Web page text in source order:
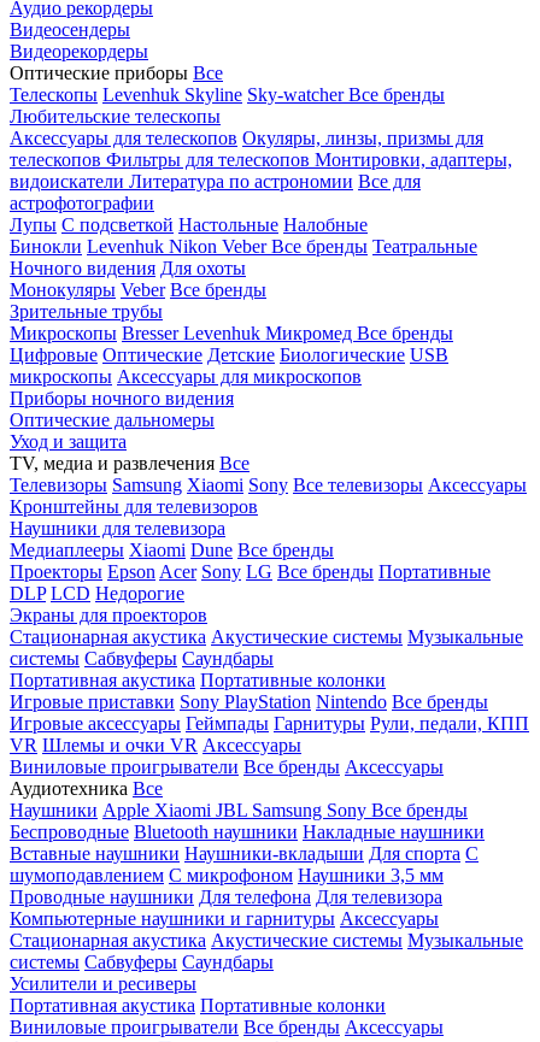
Аудио рекордеры
Видеосендеры
Видеорекордеры
Оптические приборы Все
Телескопы Levenhuk Skyline Sky-watcherВсе бренды
Любительские телескопы
Аксессуары для телескопов Окуляры, линзы, призмы для
телескопов Фильтры для телескопов Монтировки, адаптеры,
видоискатели Литература по астрономии Все для
астрофотографии
Лупы С подсветкой Настольные Налобные
Бинокли Levenhuk Nikon VeberВсе бренды Театральные
Ночного видения Для охоты
Монокуляры Veber Все бренды
Зрительные трубы
Микроскопы BresserLevenhuk Микромед Все бренды
Цифровые Оптические Детские Биологические USB
микроскопы Аксессуары для микроскопов
Приборы ночного видения
Оптические дальномеры
Уход и защита
TV, медиа и развлечения Все
Телевизоры Samsung Xiaomi Sony Все телевизоры Аксессуары
Кронштейны для телевизоров
Наушники для телевизора
Медиаплееры Xiaomi Dune Все бренды
Проекторы Epson Acer Sony LG Все бренды Портативные
DLP LCD Недорогие
Экраны для проекторов
Стационарная акустика Акустические системы Музыкальные
системы Сабвуферы Саундбары
Портативная акустика Портативные колонки
Игровые приставки Sony PlayStation Nintendo Все бренды
Игровые аксессуары Геймпады Гарнитуры Рули, педали, КПП
VR Шлемы и очки VR Аксессуары
Виниловые проигрыватели Все бренды Аксессуары
Аудиотехника Все
Наушники Apple Xiaomi JBL Samsung Sony Все бренды
Беспроводные Bluetooth наушники Накладные наушники
Вставные наушники Наушники-вкладыши Для спорта С
шумоподавлением С микрофоном Наушники 3,5 мм
Проводные наушники Для телефона Для телевизора
Компьютерные наушники и гарнитуры Аксессуары
Стационарная акустика Акустические системы Музыкальные
системы Сабвуферы Саундбары
Усилители и ресиверы
Портативная акустика Портативные колонки
Виниловые проигрыватели Все бренды Аксессуары